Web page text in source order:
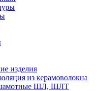
изделия
из керамоволокна
шамотные ШЛ, ШЛТ